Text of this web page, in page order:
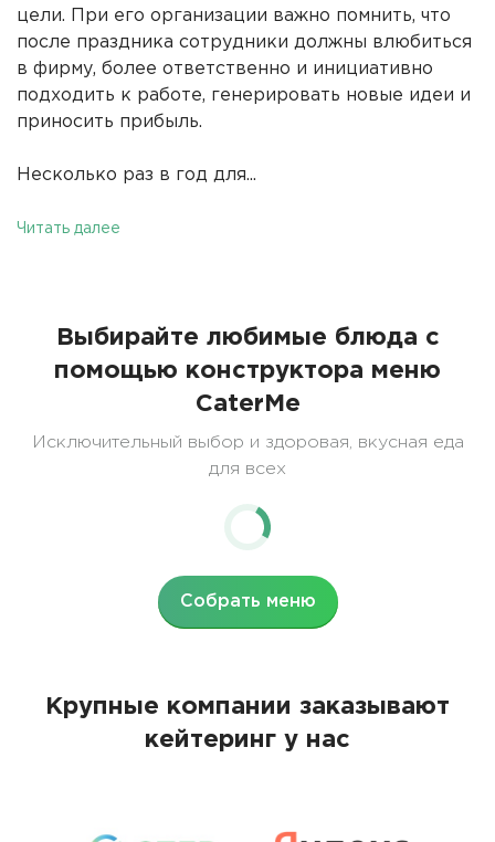
цели. При его организации важно помнить, что
после праздника сотрудники должны влюбиться
в фирму, более ответственно и инициативно
подходить к работе, генерировать новые идеи и
приносить прибыль.
Несколько раз в год для...
Читать далее
Выбирайте любимые блюда с
помощью конструктора меню
CaterMe
Исключительный выбор и здоровая, вкусная еда
для всех
Собрать меню
Крупные компании заказывают
кейтеринг у нас